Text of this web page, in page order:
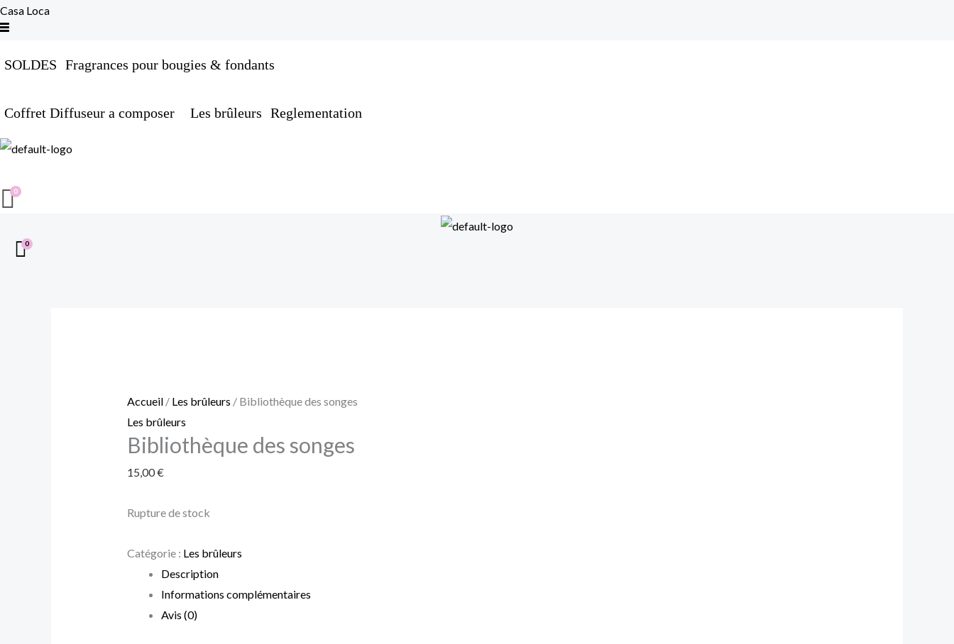
Aller
au
Casa Loca
SOLDES Fragrances pour bougies & fondants
Coffret Diffuseur a composer Les brûleurs Reglementation
Accueil/ Les brûleurs / Bibliothèque des songes
Les brûleurs
Bibliothèque des songes
15,00€
Rupture de stock
Catégorie : Les brûleurs
Description
Informations complémentaires
Avis (0)